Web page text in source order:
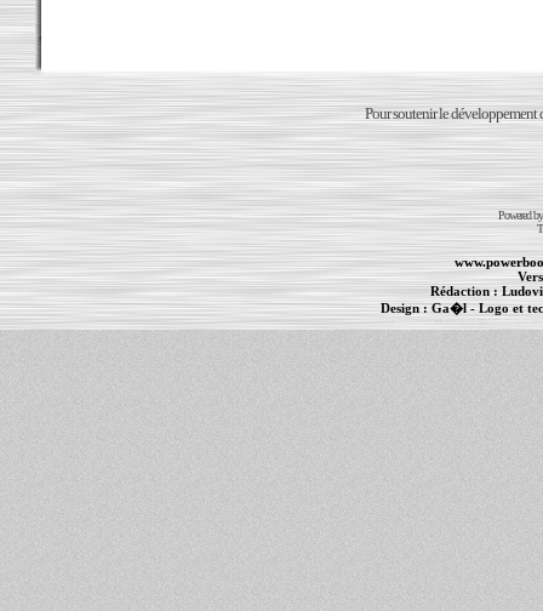
Pour soutenir le développement
Powered
Rédaction :
Design :Ga�l- Logo et
Informations :